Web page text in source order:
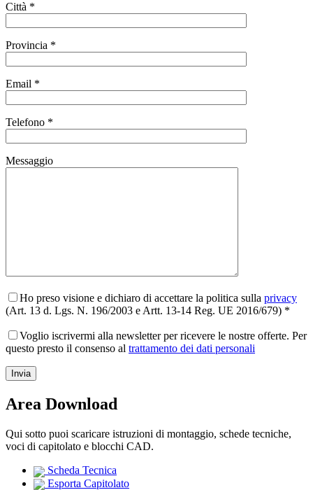
Città *
Provincia *
Email *
Telefono *
Messaggio
Ho preso visione e dichiaro di accettare la politica sulla privacy
(Art. 13 d. Lgs. N. 196/2003 e Artt. 13-14 Reg. UE 2016/679) *
Voglio iscrivermi alla newsletter per ricevere le nostre offerte. Per
questo presto il consenso al trattamento dei dati personali
Area Download
Qui sotto puoi scaricare istruzioni di montaggio, schede tecniche,
voci di capitolato e blocchi CAD.
Scheda Tecnica
Esporta Capitolato